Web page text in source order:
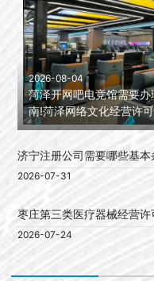
2026-08-04
菏泽开网吧电竞馆需要
南!菏泽网络文化经营许
济宁注册公司需要哪些基本条件
2026-07-31
枣庄第三类医疗器械经营许
2026-07-24